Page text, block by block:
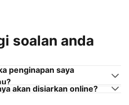
soalan anda
penginapan saya
akan disiarkan online?